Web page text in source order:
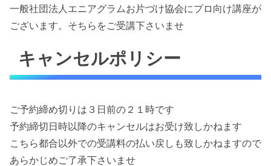
一般社団法人エニアグラムお片づけ協会にプロ向け講座が
ございます。そちらをご受講下さいませ
キャンセルポリシー
ご予約締め切りは３日前の２１時です
予約締切日時以降のキャンセルはお受け致しかねます
こちら都合以外での受講料の払い戻しも致しかねますので
あらかじめご了承下さいませ